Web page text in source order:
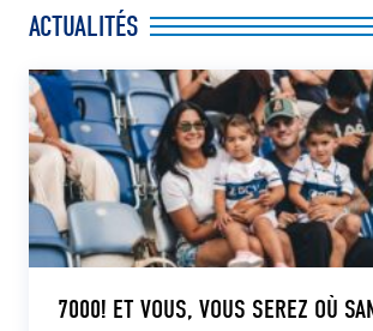
ACTUALITÉS
7000! ET VOUS, VOUS SEREZ OÙ